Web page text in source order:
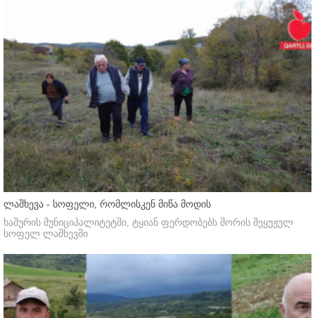
ლაშხევა - სოფელი, რომლისკენ მიწა მოდის
ხაშურის მუნიციპალიტეტში, ტყიან ფერდობებს შორის შეყუჟულ
სოფელ ლაშხევში